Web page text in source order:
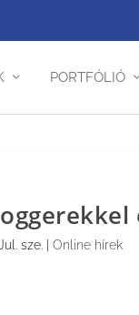
PORTFÓLIÓ
sze. |Online hírek